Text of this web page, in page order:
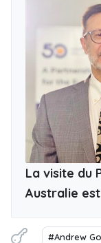
La visite du
Australie
#Andrew